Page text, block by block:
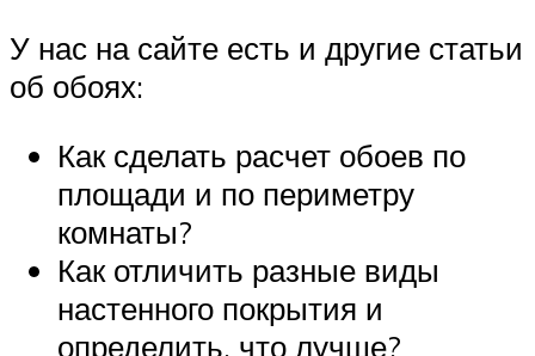
У нас на сайте есть и другие статьи
об обоях:
Как сделать расчет обоев по
площади и по периметру
комнаты?
Как отличить разные виды
настенного покрытия и
определить, что лучше?